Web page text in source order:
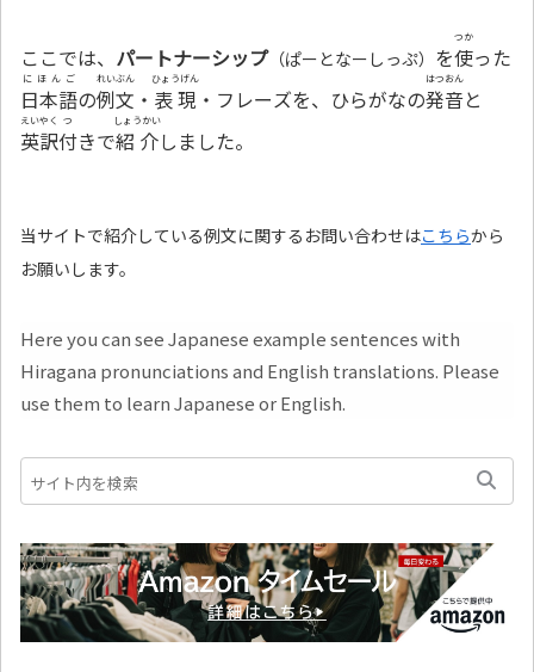
ここでは、 パートナーシップ（ぱーとなーしっぷ） を使
つか
った
日本語
にほんご
の例文
れいぶん
・ 表現
ひょうげん
・フレーズを、ひらがなの発音
はつおん
と
英訳
えいやく
付
つ
きで紹介
しょうかい
しました。
当サイトで紹介している例文に関するお問い合わせはこちらから
お願いします。
Here you can see Japanese example sentences with
Hiragana pronunciations and English translations. Please
use them to learn Japanese or English.